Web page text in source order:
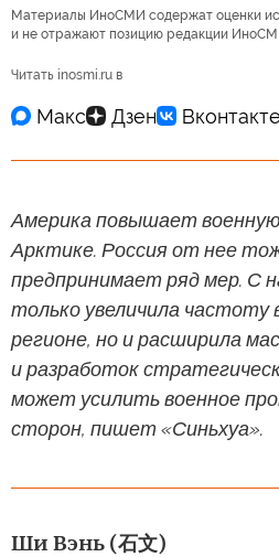
Материалы ИноСМИ содержат оценки
и не отражают позицию редакции
Читать inosmi.ru в
Америка повышает
Арктике. Россия от нее
предпринимает ряд мер. С
только увеличила частоту
регионе, но и расширила
и разработок
может усилить военное
сторон, пишет «Синьхуа».
Ши Вэнь (石文)